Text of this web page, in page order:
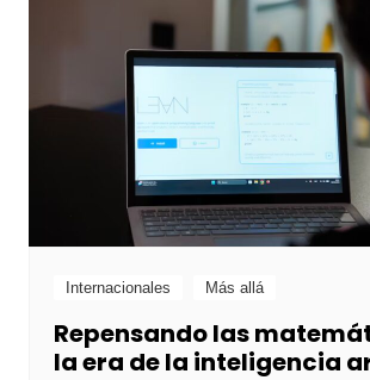
Internacionales Más allá
Repensando las
la era de la inteligencia